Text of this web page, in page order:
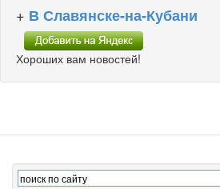
+ В Славянске-на-Кубани
Хороших вам новостей!